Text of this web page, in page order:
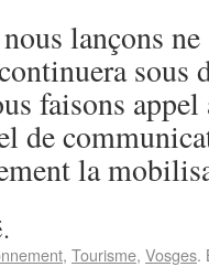
lançons ne
sous
faisons
de
la
, Tourisme, Vosges.